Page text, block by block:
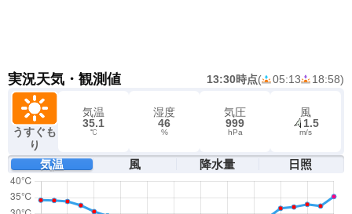
実況天気・観測値 13:30時点( 05:13 18:58)
うすぐも
り
気温
35.1
℃
湿度
46
%
気圧
999
hPa
風
1.5
m/s
気温 風 降水量 日照